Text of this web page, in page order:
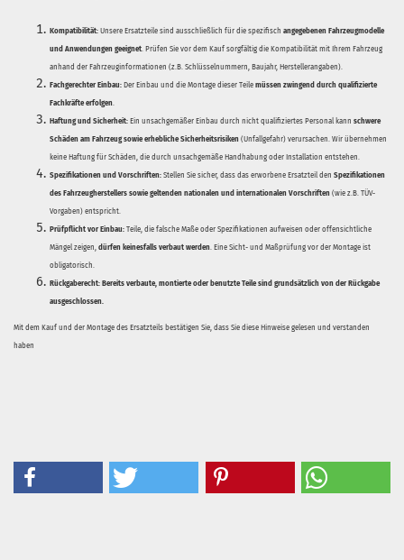
Kompatibilität: Unsere Ersatzteile sind ausschließlich für die spezifisch angegebenen Fahrzeugmodelle
und Anwendungen geeignet. Prüfen Sie vor dem Kauf sorgfältig die Kompatibilität mit Ihrem Fahrzeug
anhand der Fahrzeuginformationen (z.B. Schlüsselnummern, Baujahr, Herstellerangaben).
Fachgerechter Einbau: Der Einbau und die Montage dieser Teile müssen zwingend durch qualifizierte
Fachkräfte erfolgen.
Haftung und Sicherheit: Ein unsachgemäßer Einbau durch nicht qualifiziertes Personal kann schwere
Schäden am Fahrzeug sowie erhebliche Sicherheitsrisiken (Unfallgefahr) verursachen. Wir übernehmen
keine Haftung für Schäden, die durch unsachgemäße Handhabung oder Installation entstehen.
Spezifikationen und Vorschriften: Stellen Sie sicher, dass das erworbene Ersatzteil den Spezifikationen
des Fahrzeugherstellers sowie geltenden nationalen und internationalen Vorschriften (wie z.B. TÜV-
Vorgaben) entspricht.
Prüfpflicht vor Einbau: Teile, die falsche Maße oder Spezifikationen aufweisen oder offensichtliche
Mängel zeigen, dürfen keinesfalls verbaut werden. Eine Sicht- und Maßprüfung vor der Montage ist
obligatorisch.
Rückgaberecht: Bereits verbaute, montierte oder benutzte Teile sind grundsätzlich von der Rückgabe
ausgeschlossen.
Mit dem Kauf und der Montage des Ersatzteils bestätigen Sie, dass Sie diese Hinweise gelesen und verstanden
haben